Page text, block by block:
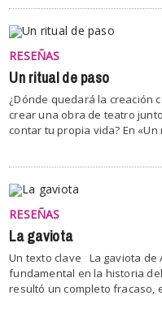
RESEÑAS
Un ritual de paso
¿Dónde quedará la creación
crear una obra de teatro
contar tu propia vida? En
RESEÑAS
La gaviota
Un texto clave La gaviota de
fundamental en la historia
resultó un completo fracaso,